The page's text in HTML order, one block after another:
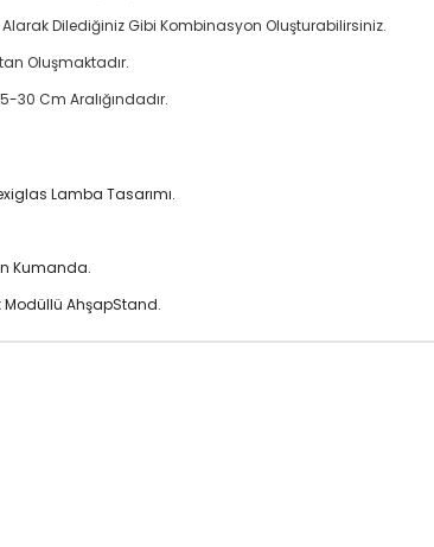
Alarak Dilediğiniz Gibi Kombinasyon Oluşturabilirsiniz.
Oluşmaktadır.
30 Cm Aralığındadır.
Lamba Tasarımı.
Kumanda.
Modüllü AhşapStand.